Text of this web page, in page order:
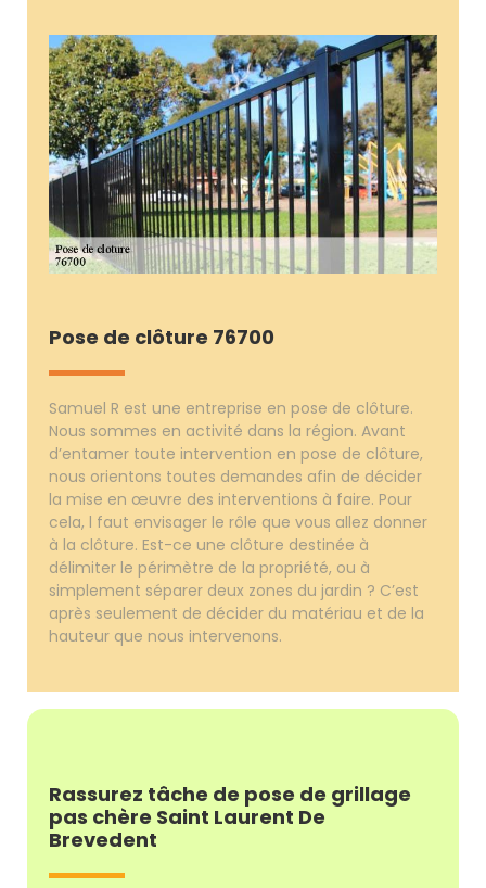
Pose de clôture 76700
Samuel R est une entreprise en pose de clôture.
Nous sommes en activité dans la région. Avant
d’entamer toute intervention en pose de clôture,
nous orientons toutes demandes afin de décider
la mise en œuvre des interventions à faire. Pour
cela, l faut envisager le rôle que vous allez donner
à la clôture. Est-ce une clôture destinée à
délimiter le périmètre de la propriété, ou à
simplement séparer deux zones du jardin ? C’est
après seulement de décider du matériau et de la
hauteur que nous intervenons.
Rassurez tâche de pose de grillage
pas chère Saint Laurent De
Brevedent